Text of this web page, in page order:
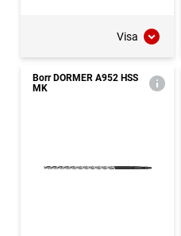
Visa
Borr DORMER A952 HSS
MK